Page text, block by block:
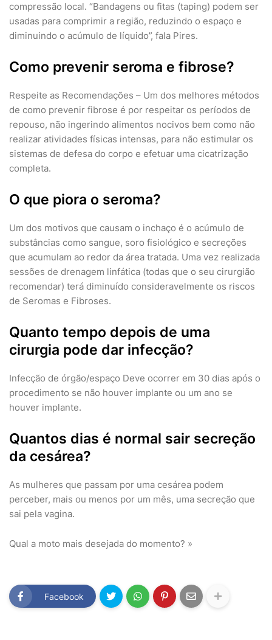
compressão local. “Bandagens ou fitas (taping) podem ser
usadas para comprimir a região, reduzindo o espaço e
diminuindo o acúmulo de líquido”, fala Pires.
Como prevenir seroma e fibrose?
Respeite as Recomendações – Um dos melhores métodos
de como prevenir fibrose é por respeitar os períodos de
repouso, não ingerindo alimentos nocivos bem como não
realizar atividades físicas intensas, para não estimular os
sistemas de defesa do corpo e efetuar uma cicatrização
completa.
O que piora o seroma?
Um dos motivos que causam o inchaço é o acúmulo de
substâncias como sangue, soro fisiológico e secreções
que acumulam ao redor da área tratada. Uma vez realizada
sessões de drenagem linfática (todas que o seu cirurgião
recomendar) terá diminuído consideravelmente os riscos
de Seromas e Fibroses.
Quanto tempo depois de uma
cirurgia pode dar infecção?
Infecção de órgão/espaço Deve ocorrer em 30 dias após o
procedimento se não houver implante ou um ano se
houver implante.
Quantos dias é normal sair secreção
da cesárea?
As mulheres que passam por uma cesárea podem
perceber, mais ou menos por um mês, uma secreção que
sai pela vagina.
Qual a moto mais desejada do momento? »
Facebook